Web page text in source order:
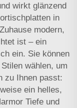
wirkt glänzend
in
modern,
ist – ein
ein. Sie können
wählen, um
zu Ihnen passt:
ein helles,
Tiefe und